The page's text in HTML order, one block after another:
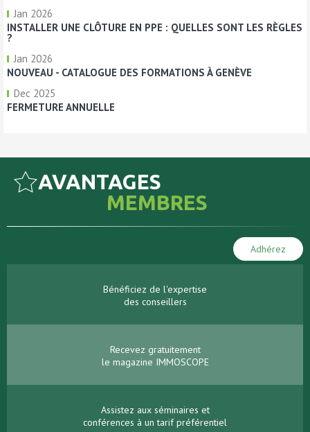
Jan 2026
INSTALLER UNE CLÔTURE EN PPE : QUELLES SONT LES RÈGLES
?
Jan 2026
NOUVEAU - CATALOGUE DES FORMATIONS À GENÈVE
Dec 2025
FERMETURE ANNUELLE
AVANTAGES
MEMBRES
Adhérez
Bénéficiez de l'expertise
des conseillers
Recevez gratuitement
le magazine IMMOSCOPE
Assistez aux séminaires et
conférences à un tarif préférentiel